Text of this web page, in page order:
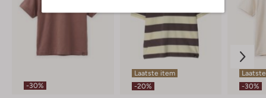
-30%
Laatste item
-20%
-30%